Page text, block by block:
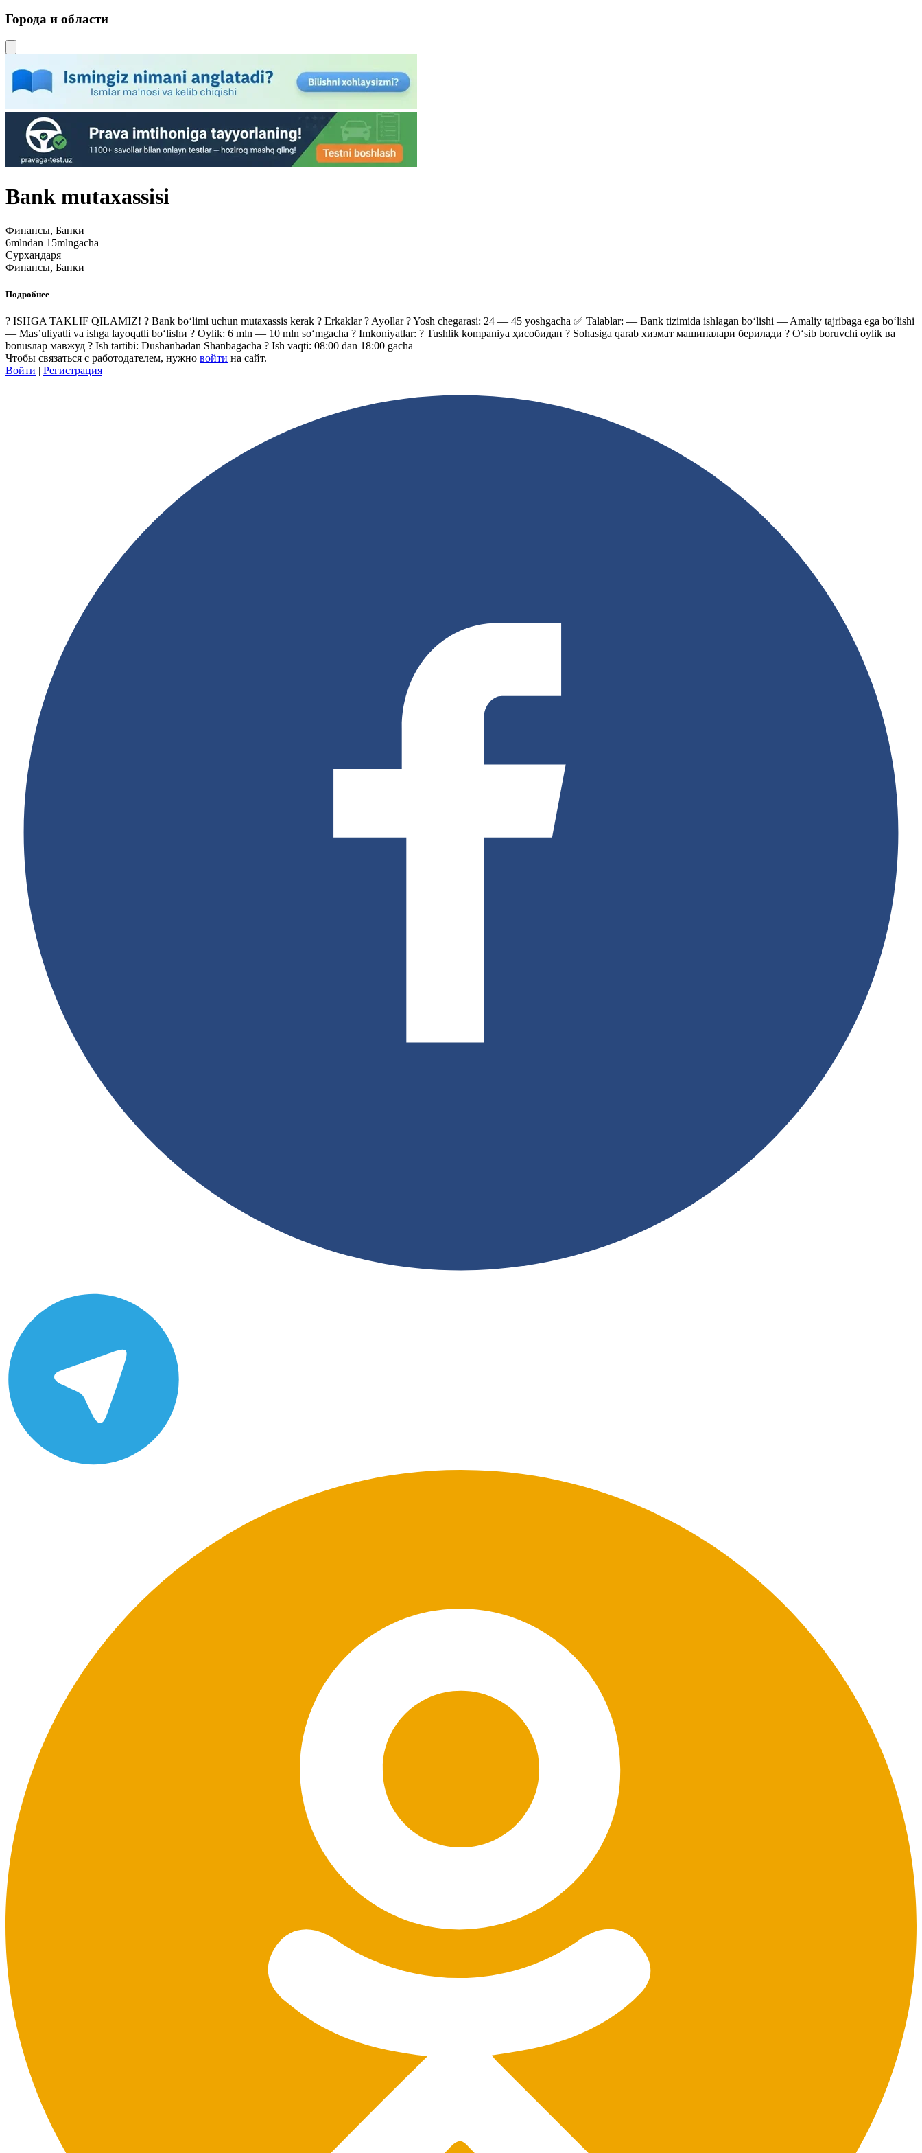
Города и области
Bank mutaxassisi
Финансы, Банки
6mlndan 15mlngacha
Сурхандаря
Финансы, Банки
Подробнее
? ISHGA TAKLIF QILAMIZ! ? Bank bo‘limi uchun mutaxassis kerak ? Erkaklar ? Ayollar ? Yosh chegarasi: 24 — 45 yoshgacha ✅ Talablar: — Bank tizimida ishlagan bo‘lishi — Amaliy tajribaga ega bo‘lishi
— Mas’uliyatli va ishga layoqatli bo‘lishи ? Oylik: 6 mln — 10 mln so‘mgacha ? Imkoniyatlar: ? Tushlik kompaniya ҳисобидан ? Sohasiga qarab хизмат машиналари берилади ? O‘sib boruvchi oylik ва
bonusлар мавжуд ? Ish tartibi: Dushanbadan Shanbagacha ? Ish vaqti: 08:00 dan 18:00 gacha
Чтобы связаться с работодателем, нужно войти на сайт.
Войти | Регистрация